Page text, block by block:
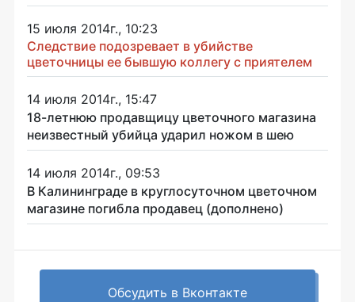
15 июля 2014г., 10:23
Следствие подозревает в убийстве
цветочницы ее бывшую коллегу с приятелем
14 июля 2014г., 15:47
18-летнюю продавщицу цветочного магазина
неизвестный убийца ударил ножом в шею
14 июля 2014г., 09:53
В Калининграде в круглосуточном цветочном
магазине погибла продавец (дополнено)
Обсудить в Вконтакте